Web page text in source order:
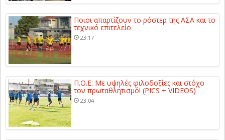
Ποιοι απαρτίζουν το ρόστερ της ΑΣΑ και το
τεχνικό επιτελείο
23:17
Π.Ο.Ε: Με υψηλές φιλοδοξίες και στόχο
τον πρωταθλητισμό! (PICS + VIDEOS)
23:04